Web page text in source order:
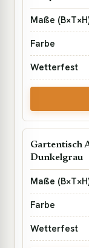
Gartentisch
Dunkelgrau